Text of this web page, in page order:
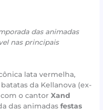
das animadas
nas principais
lata vermelha,
da Kellanova (ex-
com o cantorXand
das animadasfestas